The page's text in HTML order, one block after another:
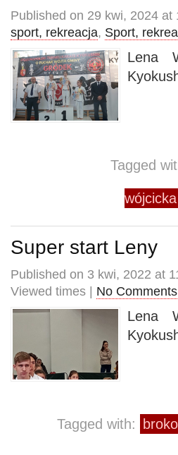
Published on 29 kwi, 2024 at
sport, rekreacja, Sport,
Lena
Tagged
wójcicka
Super start Leny
Published on 3 kwi, 2022 at
Viewed times | No Comments
Lena
Tagged with: